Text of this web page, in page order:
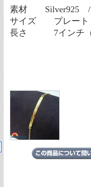
素材 Silver925 /
サイズ プレート
長さ 7インチ（